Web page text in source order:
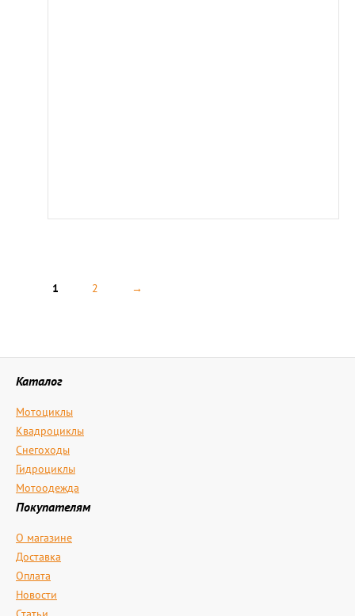
1 2 →
Каталог
Мотоциклы
Квадроциклы
Снегоходы
Гидроциклы
Мотоодежда
Покупателям
О магазине
Доставка
Оплата
Новости